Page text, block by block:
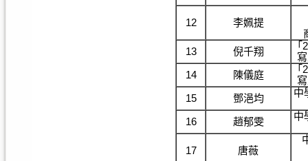
12
李姵提
13
倪千翔
14
陳儀庭
15
鄧浥均 中
16 趙郁雯 中
17 唐薇